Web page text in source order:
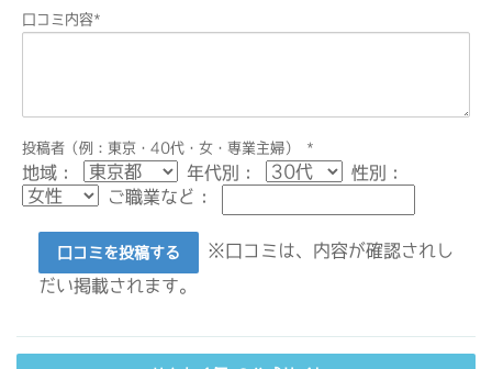
口コミ内容*
投稿者（例：東京・40代・女・専業主婦） *
地域： 年代別：
性別：
ご職業など：
口コミを投稿する
※口コミは、内容が確認されし
だい掲載されます。